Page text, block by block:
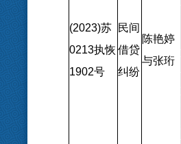
(2023)苏
0213执恢
1902号
民间
借贷
纠纷
陈艳婷
与张珩